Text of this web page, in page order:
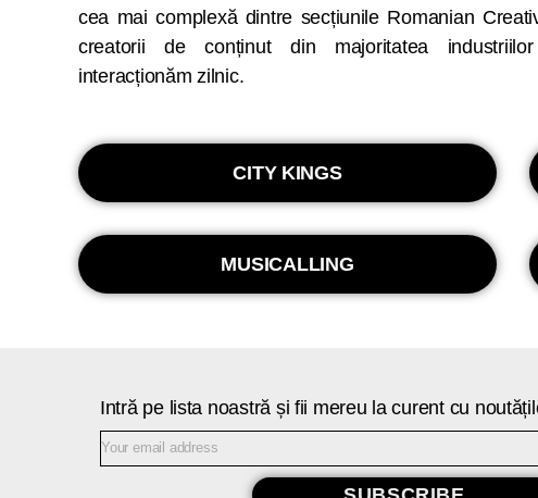
cea mai complexă dintre secțiunile Romanian
creatorii de conținut din majoritatea
interacționăm zilnic.
CITY KINGS
MUSICALLING
Intră pe lista noastră și fii mereu la curent cu